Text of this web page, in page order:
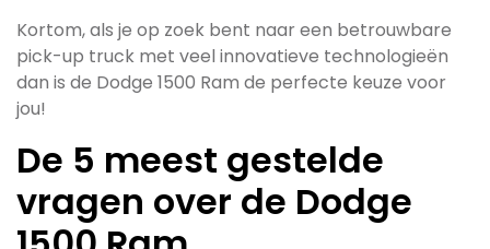
Kortom, als je op zoek bent naar een betrouwbare
pick-up truck met veel innovatieve technologieën
dan is de Dodge 1500 Ram de perfecte keuze voor
jou!
De 5 meest gestelde
vragen over de Dodge